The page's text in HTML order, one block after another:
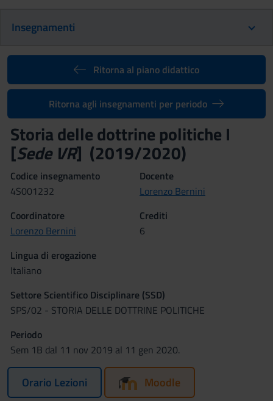
Insegnamenti
Ritorna al piano didattico
Ritorna agli insegnamenti per periodo
Storia delle dottrine politiche I
[Sede VR] (2019/2020)
Codice insegnamento
4S001232
Docente
Lorenzo Bernini
Coordinatore
Lorenzo Bernini
Crediti
6
Lingua di erogazione
Italiano
Settore Scientifico Disciplinare (SSD)
SPS/02 - STORIA DELLE DOTTRINE POLITICHE
Periodo
Sem 1B dal 11 nov 2019 al 11 gen 2020.
Orario Lezioni Moodle